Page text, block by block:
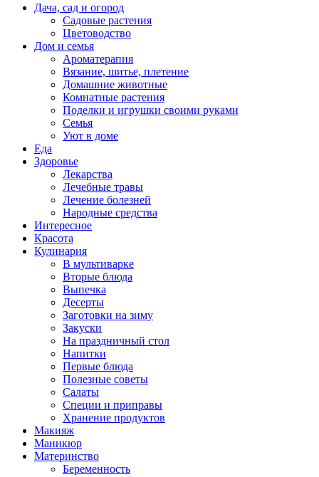
Дача, сад и огород
Садовые растения
Цветоводство
Дом и семья
Ароматерапия
Вязание, шитье, плетение
Домашние животные
Комнатные растения
Поделки и игрушки своими руками
Семья
Уют в доме
Еда
Здоровье
Лекарства
Лечебные травы
Лечение болезней
Народные средства
Интересное
Красота
Кулинария
В мультиварке
Вторые блюда
Выпечка
Десерты
Заготовки на зиму
Закуски
На праздничный стол
Напитки
Первые блюда
Полезные советы
Салаты
Специи и приправы
Хранение продуктов
Макияж
Маникюр
Материнство
Беременность